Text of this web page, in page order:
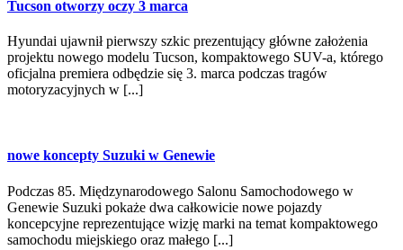
Tucson otworzy oczy 3 marca
Hyundai ujawnił pierwszy szkic prezentujący główne założenia
projektu nowego modelu Tucson, kompaktowego SUV-a, którego
oficjalna premiera odbędzie się 3. marca podczas tragów
motoryzacyjnych w [...]
nowe koncepty Suzuki w Genewie
Podczas 85. Międzynarodowego Salonu Samochodowego w
Genewie Suzuki pokaże dwa całkowicie nowe pojazdy
koncepcyjne reprezentujące wizję marki na temat kompaktowego
samochodu miejskiego oraz małego [...]